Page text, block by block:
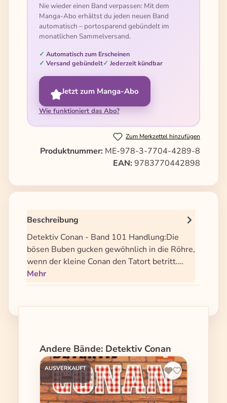
Nie wieder einen Band verpassen: Mit dem
Manga-Abo erhältst du jeden neuen Band
automatisch – portosparend gebündelt im
monatlichen Sammelversand.
Automatisch zum Erscheinen
Versand gebündelt
Jederzeit kündbar
Jetzt zum Manga-Abo
Wie funktioniert das Abo?
Zum Merkzettel hinzufügen
Produktnummer: ME-978-3-7704-4289-8
EAN: 9783770442898
Beschreibung
Detektiv Conan - Band 101 Handlung:Die
bösen Buben gucken gewöhnlich in die Röhre,
wenn der kleine Conan den Tatort betritt.…
Mehr
Produktgalerie überspringen
Andere Bände: Detektiv Conan
AUSVERKAUFT